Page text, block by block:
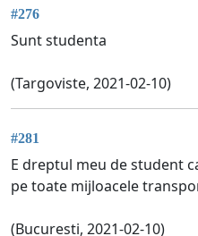
#276
Sunt studenta
(Targoviste, 2021-02-10)
#281
E dreptul meu de student
pe toate mijloacele
(Bucuresti, 2021-02-10)